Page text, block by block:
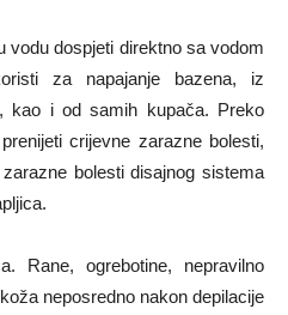
vodu dospjeti direktno sa vodom
za napajanje bazena, iz
kao i od samih kupača. Preko
crijevne zarazne bolesti,
bolesti disajnog sistema
Rane, ogrebotine, nepravilno
neposredno nakon depilacije